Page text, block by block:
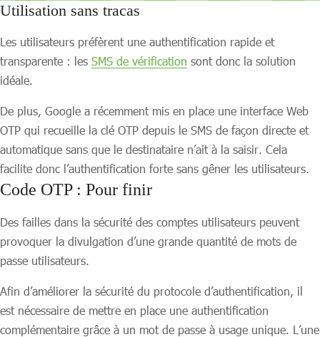
Utilisation sans tracas
Les utilisateurs préfèrent une authentification rapide et
transparente : les SMS de vérification sont donc la solution
idéale.
De plus, Google a récemment mis en place une interface Web
OTP qui recueille la clé OTP depuis le SMS de façon directe et
automatique sans que le destinataire n’ait à la saisir. Cela
facilite donc l’authentification forte sans gêner les utilisateurs.
Code OTP : Pour finir
Des failles dans la sécurité des comptes utilisateurs peuvent
provoquer la divulgation d’une grande quantité de mots de
passe utilisateurs.
Afin d’améliorer la sécurité du protocole d’authentification, il
est nécessaire de mettre en place une authentification
complémentaire grâce à un mot de passe à usage unique. L’une